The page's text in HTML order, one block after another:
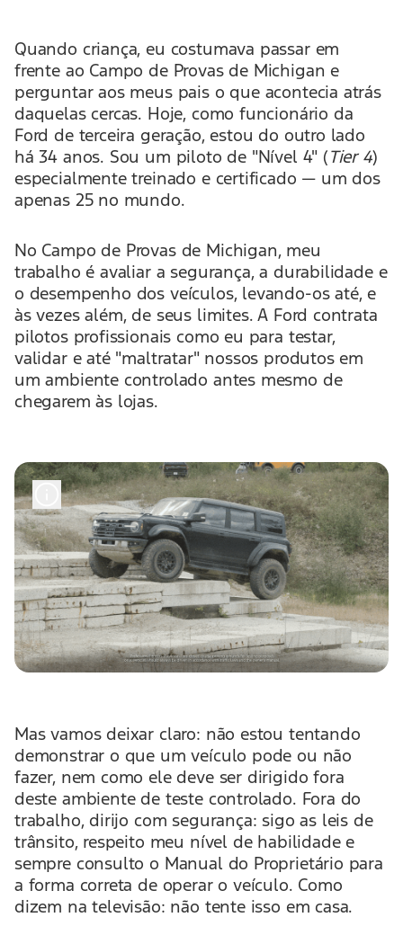
Quando criança, eu costumava passar em
frente ao Campo de Provas de Michigan e
perguntar aos meus pais o que acontecia atrás
daquelas cercas. Hoje, como funcionário da
Ford de terceira geração, estou do outro lado
há 34 anos. Sou um piloto de "Nível 4" (Tier 4)
especialmente treinado e certificado — um dos
apenas 25 no mundo.
No Campo de Provas de Michigan, meu
trabalho é avaliar a segurança, a durabilidade e
o desempenho dos veículos, levando-os até, e
às vezes além, de seus limites. A Ford contrata
pilotos profissionais como eu para testar,
validar e até "maltratar" nossos produtos em
um ambiente controlado antes mesmo de
chegarem às lojas.
Mas vamos deixar claro: não estou tentando
demonstrar o que um veículo pode ou não
fazer, nem como ele deve ser dirigido fora
deste ambiente de teste controlado. Fora do
trabalho, dirijo com segurança: sigo as leis de
trânsito, respeito meu nível de habilidade e
sempre consulto o Manual do Proprietário para
a forma correta de operar o veículo. Como
dizem na televisão: não tente isso em casa.